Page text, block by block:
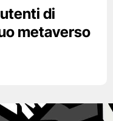
di
metaverso